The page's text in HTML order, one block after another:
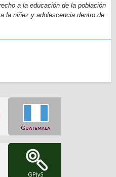
a la educación de la población
la niñez y adolescencia dentro de